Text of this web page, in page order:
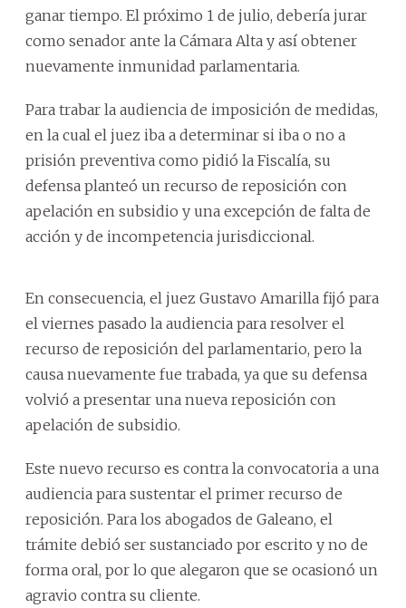
ganar tiempo. El próximo 1 de julio, debería jurar
como senador ante la Cámara Alta y así obtener
nuevamente inmunidad parlamentaria.
Para trabar la audiencia de imposición de medidas,
en la cual el juez iba a determinar si iba o no a
prisión preventiva como pidió la Fiscalía, su
defensa planteó un recurso de reposición con
apelación en subsidio y una excepción de falta de
acción y de incompetencia jurisdiccional.
En consecuencia, el juez Gustavo Amarilla fijó para
el viernes pasado la audiencia para resolver el
recurso de reposición del parlamentario, pero la
causa nuevamente fue trabada, ya que su defensa
volvió a presentar una nueva reposición con
apelación de subsidio.
Este nuevo recurso es contra la convocatoria a una
audiencia para sustentar el primer recurso de
reposición. Para los abogados de Galeano, el
trámite debió ser sustanciado por escrito y no de
forma oral, por lo que alegaron que se ocasionó un
agravio contra su cliente.